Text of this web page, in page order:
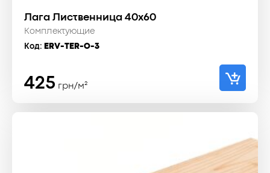
Лага Лиственница 40x60
Комплектующие
Код: ERV-TER-O-3
425 грн/м²